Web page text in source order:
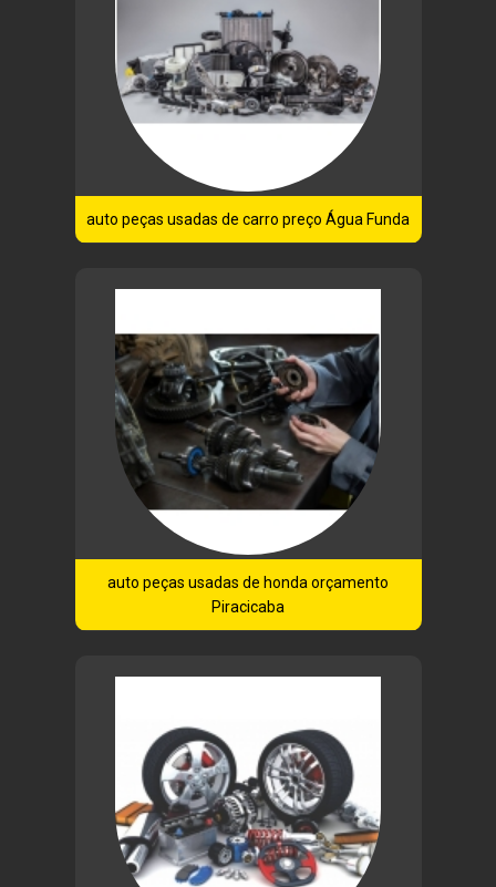
auto peças usadas de carro preço Água Funda
auto peças usadas de honda orçamento
Piracicaba